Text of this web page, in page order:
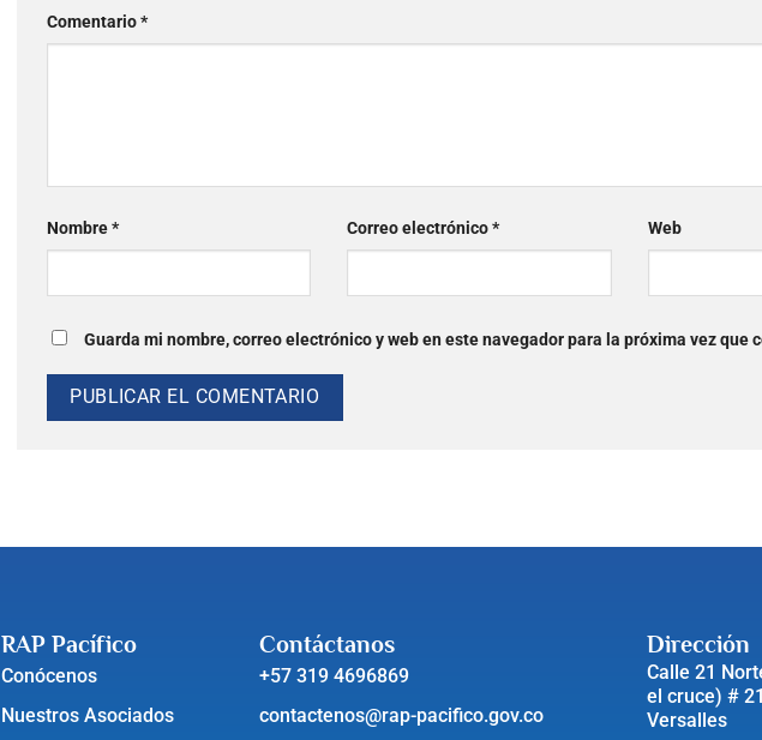
Comentario*
Nombre* Correo electrónico* Web
Guarda mi nombre, correo electrónico y web en este navegador para la próxima vez que
RAP Pacífico
Conócenos
Nuestros Asociados
Contáctanos
+57 319 4696869
contactenos@rap-pacifico.gov.co
Dirección
Calle 21
el cruce) #
Versalles